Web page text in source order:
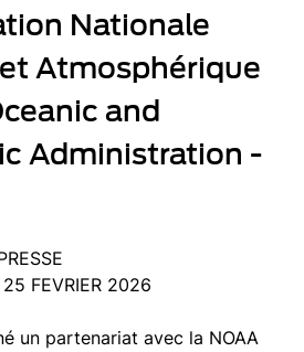
Nationale
Atmosphérique
and
Administration -
FEVRIER 2026
un partenariat avec la NOAA